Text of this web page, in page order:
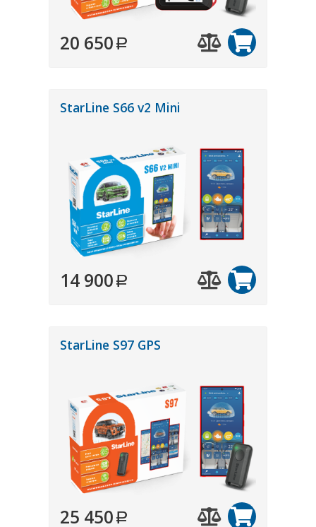
20 650
StarLine S66 v2 Mini
14 900
StarLine S97 GPS
25 450